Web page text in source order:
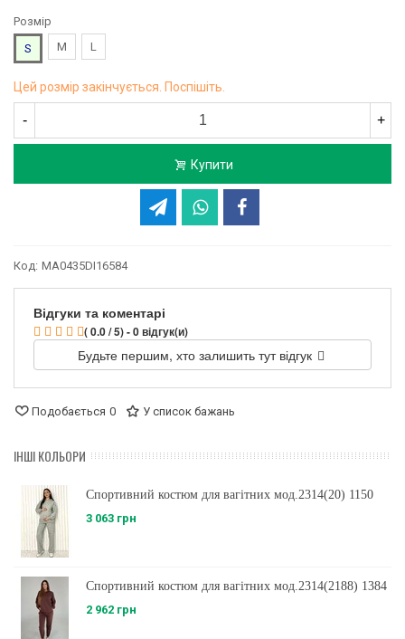
Розмір
S
M L
Цей розмір закінчується. Поспішіть.
- +
Купити
Код: MA0435DI16584
Відгуки та коментарі
( 0.0 / 5) - 0 відгук(и)
Будьте першим, хто залишить тут відгук
Подобається 0 У список бажань
ІНШІ КОЛЬОРИ
Спортивний костюм для вагітних мод.2314(20) 1150
3 063 грн
Спортивний костюм для вагітних мод.2314(2188) 1384
2 962 грн